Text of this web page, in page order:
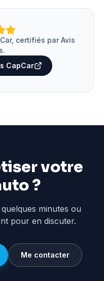
certifiés par Avis
CapCar
votre
?
minutes ou
pour en discuter.
Me contacter